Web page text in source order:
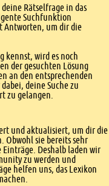
Rätselfrage in das
Suchfunktion
Antworten, um dir die
kennst, wird es noch
der gesuchten Lösung
an den entsprechenden
deine Suche zu
zu gelangen.
und aktualisiert, um dir die
Obwohl sie bereits sehr
Deshalb laden wir
zu werden und
helfen uns, das Lexikon